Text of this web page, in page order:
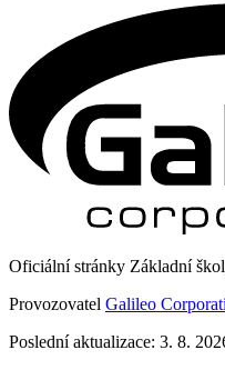
Oficiální stránky Základní
Provozovatel Galileo
Poslední aktualizace: 3. 8.